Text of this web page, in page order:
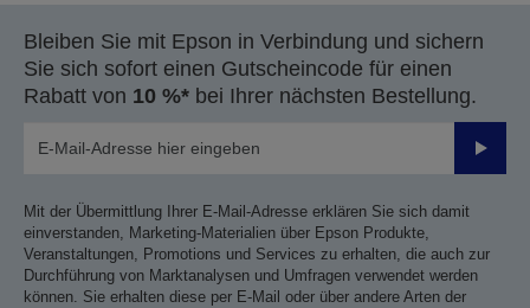
Bleiben Sie mit Epson in Verbindung und sichern
Sie sich sofort einen Gutscheincode für einen
Rabatt von 10 %* bei Ihrer nächsten Bestellung.
Mit der Übermittlung Ihrer E-Mail-Adresse erklären Sie sich damit
einverstanden, Marketing-Materialien über Epson Produkte,
Veranstaltungen, Promotions und Services zu erhalten, die auch zur
Durchführung von Marktanalysen und Umfragen verwendet werden
können. Sie erhalten diese per E-Mail oder über andere Arten der